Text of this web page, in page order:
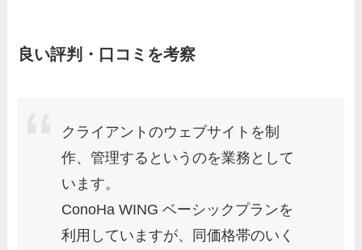
良い評判・口コミを考察
クライアントのウェブサイトを制
作、管理するというのを業務として
います。
ConoHa WING ベーシックプランを
利用していますが、同価格帯のいく